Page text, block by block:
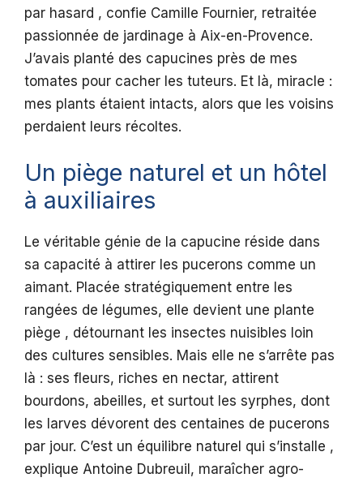
par hasard , confie Camille Fournier, retraitée
passionnée de jardinage à Aix-en-Provence.
J’avais planté des capucines près de mes
tomates pour cacher les tuteurs. Et là, miracle :
mes plants étaient intacts, alors que les voisins
perdaient leurs récoltes.
Un piège naturel et un hôtel
à auxiliaires
Le véritable génie de la capucine réside dans
sa capacité à attirer les pucerons comme un
aimant. Placée stratégiquement entre les
rangées de légumes, elle devient une plante
piège , détournant les insectes nuisibles loin
des cultures sensibles. Mais elle ne s’arrête pas
là : ses fleurs, riches en nectar, attirent
bourdons, abeilles, et surtout les syrphes, dont
les larves dévorent des centaines de pucerons
par jour. C’est un équilibre naturel qui s’installe ,
explique Antoine Dubreuil, maraîcher agro-